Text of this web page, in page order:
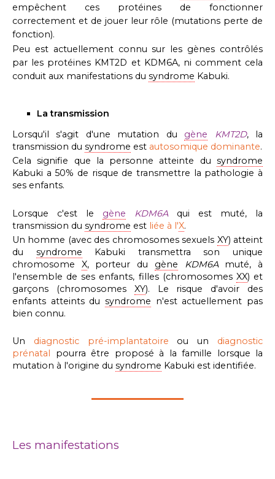
empêchent ces protéines de fonctionner
correctement et de jouer leur rôle (mutations perte de
fonction).
Peu est actuellement connu sur les gènes contrôlés
par les protéines KMT2D et KDM6A, ni comment cela
conduit aux manifestations du syndrome Kabuki.
La transmission
Lorsqu'il s'agit d'une mutation du gène KMT2D, la
transmission du syndrome est autosomique dominante.
Cela signifie que la personne atteinte du syndrome
Kabuki a 50% de risque de transmettre la pathologie à
ses enfants.
Lorsque c'est le gène KDM6Aqui est muté, la
transmission du syndrome est liée à l'X.
Un homme (avec des chromosomes sexuels XY) atteint
du syndrome Kabuki transmettra son unique
chromosome X, porteur du gène KDM6Amuté, à
l'ensemble de ses enfants, filles (chromosomes XX) et
garçons (chromosomes XY). Le risque d'avoir des
enfants atteints du syndrome n'est actuellement pas
bien connu.
Un diagnostic pré-implantatoire ou un diagnostic
prénatal pourra être proposé à la famille lorsque la
mutation à l'origine du syndrome Kabuki est identifiée.
Les manifestations